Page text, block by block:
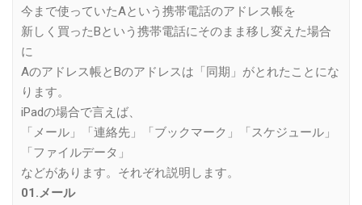
今まで使っていたAという携帯電話のアドレス帳を
新しく買ったBという携帯電話にそのまま移し変えた場合
に
Aのアドレス帳とBのアドレスは「同期」がとれたことにな
ります。
iPadの場合で言えば、
「メール」「連絡先」「ブックマーク」「スケジュール」
「ファイルデータ」
などがあります。それぞれ説明します。
01.メール